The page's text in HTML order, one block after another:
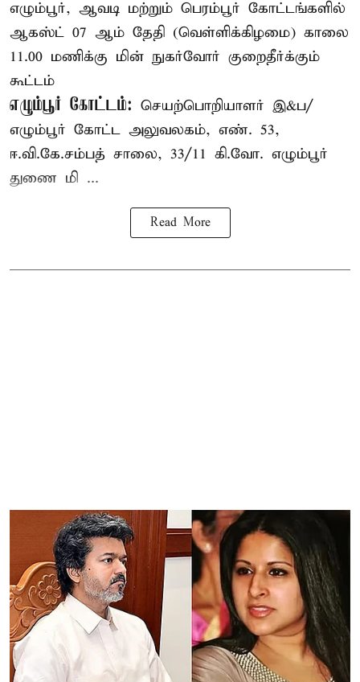
எழும்பூர், ஆவடி மற்றும் பெரம்பூர் கோட்டங்களில்
ஆகஸ்ட் 07 ஆம் தேதி (வெள்ளிக்கிழமை) காலை
11.00 மணிக்கு மின் நுகர்வோர் குறைதீர்க்கும்
கூட்டம்
எழும்பூர் கோட்டம்: செயற்பொறியாளர் இ&ப/
எழும்பூர் கோட்ட அலுவலகம், எண். 53,
ஈ.வி.கே.சம்பத் சாலை, 33/11 கி.வோ. எழும்பூர்
துணை மி ...
Read More